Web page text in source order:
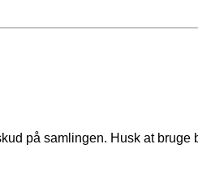
på samlingen. Husk at bruge